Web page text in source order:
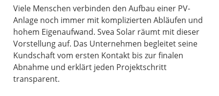
Viele Menschen verbinden den Aufbau einer PV-
Anlage noch immer mit komplizierten Abläufen und
hohem Eigenaufwand. Svea Solar räumt mit dieser
Vorstellung auf. Das Unternehmen begleitet seine
Kundschaft vom ersten Kontakt bis zur finalen
Abnahme und erklärt jeden Projektschritt
transparent.